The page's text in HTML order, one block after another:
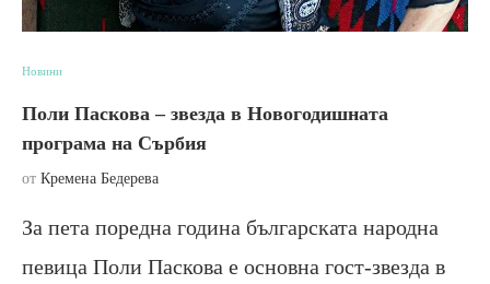
Новини
Поли Паскова – звезда в Новогодишната
програма на Сърбия
от Кремена Бедерева
За пета поредна година българската народна
певица Поли Паскова е основна гост-звезда в